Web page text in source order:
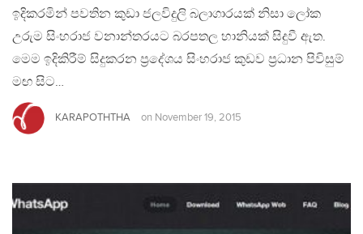
ඉදිකරමින් පවතින කුඩා ජලවිදුලි බලාගාරයක් නිසා ලෝක
උරුම සිංහරාජ වනාන්තරයට බරපතල හානියක් සිදුවී ඇත.
මෙම ඉදිකිරීම් සිදුකරන ප්‍රදේශය සිංහරාජ කුඩව ප්‍රධාන පිවිසුම්
මඟ සිට…
KARAPOTHTHA on November 19, 2015